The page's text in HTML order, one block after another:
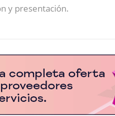
y presentación.